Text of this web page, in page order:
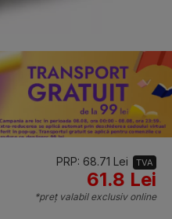
PRP: 68.71 Lei TVA
61.8 Lei
*preț valabil exclusiv online